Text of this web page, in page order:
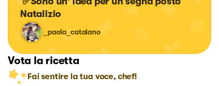
Natalizio
_paola_catalano
Vota la ricetta
Fai sentire la tua voce, chef!